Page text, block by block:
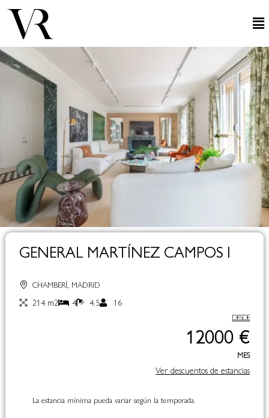
GENERAL MARTÍNEZ CAMPOS I
CHAMBERÍ, MADRID
214 m2 4 4.5 16
DESDE
12000 €
MES
Ver descuentos de estancias
La estancia mínima pueda variar según la temporada.